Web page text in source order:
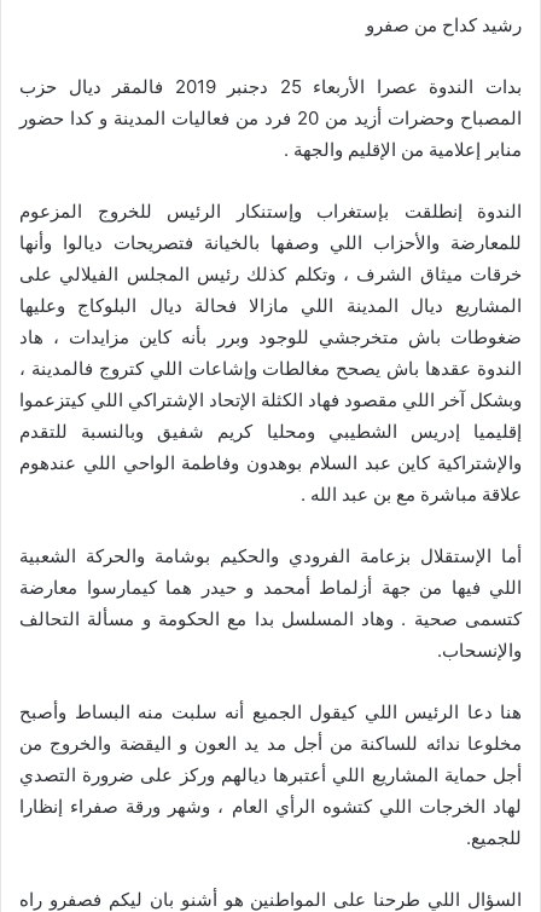
رشيد كداح من صفرو
بدات الندوة عصرا الأربعاء 25 دجنبر 2019 فالمقر ديال حزب
المصباح وحضرات أزيد من 20 فرد من فعاليات المدينة و كدا حضور
منابر إعلامية من الإقليم والجهة .
الندوة إنطلقت بإستغراب وإستنكار الرئيس للخروج المزعوم
للمعارضة والأحزاب اللي وصفها بالخيانة فتصريحات ديالوا وأنها
خرقات ميثاق الشرف ، وتكلم كذلك رئيس المجلس الفيلالي على
المشاريع ديال المدينة اللي مازالا فحالة ديال البلوكاج وعليها
ضغوطات باش متخرجشي للوجود وبرر بأنه كاين مزايدات ، هاد
الندوة عقدها باش يصحح مغالطات وإشاعات اللي كتروج فالمدينة ،
وبشكل آخر اللي مقصود فهاد الكثلة الإتحاد الإشتراكي اللي كيتزعموا
إقليميا إدريس الشطيبي ومحليا كريم شفيق وبالنسبة للتقدم
والإشتراكية كاين عبد السلام بوهدون وفاطمة الواحي اللي عندهوم
علاقة مباشرة مع بن عبد الله .
أما الإستقلال بزعامة الفرودي والحكيم بوشامة والحركة الشعبية
اللي فيها من جهة أزلماط أمحمد و حيدر هما كيمارسوا معارضة
كتسمى صحية . وهاد المسلسل بدا مع الحكومة و مسألة التحالف
والإنسحاب.
هنا دعا الرئيس اللي كيقول الجميع أنه سلبت منه البساط وأصبح
مخلوعا ندائه للساكنة من أجل مد يد العون و اليقضة والخروج من
أجل حماية المشاريع اللي أعتبرها ديالهم وركز على ضرورة التصدي
لهاد الخرجات اللي كتشوه الرأي العام ، وشهر ورقة صفراء إنظارا
للجميع.
السؤال اللي طرحنا على المواطنين هو أشنو بان ليكم فصفرو راه